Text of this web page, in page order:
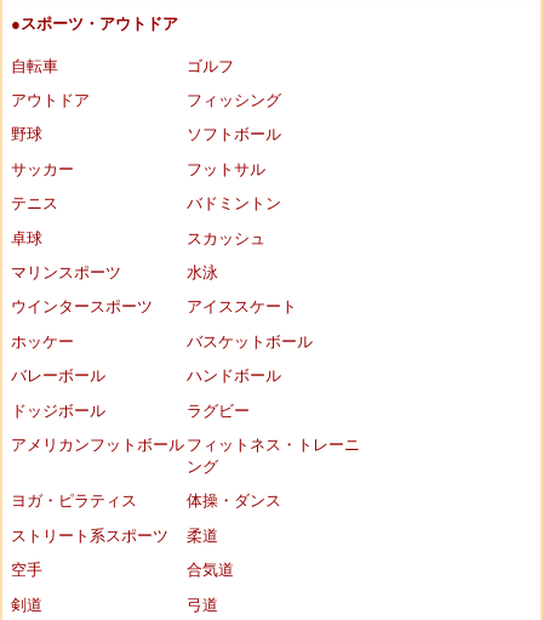
●スポーツ・アウトドア
自転車
ゴルフ
アウトドア
フィッシング
野球
ソフトボール
サッカー
フットサル
テニス
バドミントン
卓球
スカッシュ
マリンスポーツ
水泳
ウインタースポーツ
アイススケート
ホッケー
バスケットボール
バレーボール
ハンドボール
ドッジボール
ラグビー
アメリカンフットボール フィットネス・トレーニ
ング
ヨガ・ピラティス
体操・ダンス
ストリート系スポーツ
柔道
空手
合気道
剣道
弓道